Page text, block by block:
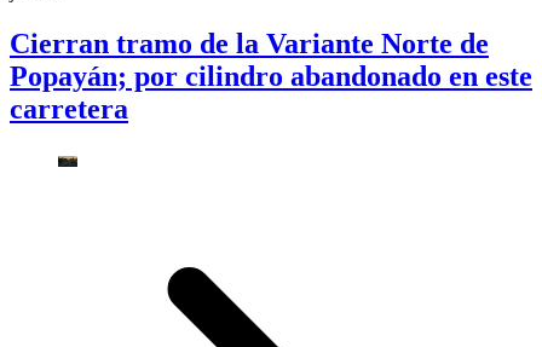
Cierran tramo de la Variante Norte de
Popayán; por cilindro abandonado en este
carretera